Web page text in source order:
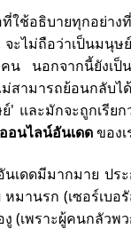
ที่ใช้อธิบายทุกอย่า
ะไม่ถือว่าเป็นมนุษ
คน นอกจากนี้ยังเ
สามารถย้อนกลับ
' และมักจะถูกเรีย
อนไลน์อันเดดของเ
นเดดมีมากมาย ป
มานรก (เซอร์เบอ
(เพราะผู้คนกลัว